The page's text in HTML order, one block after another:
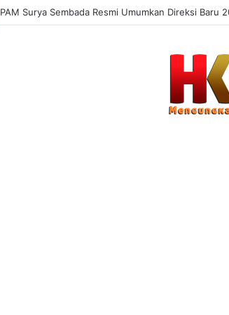
PAM Surya Sembada Resmi Umumkan Direksi Baru